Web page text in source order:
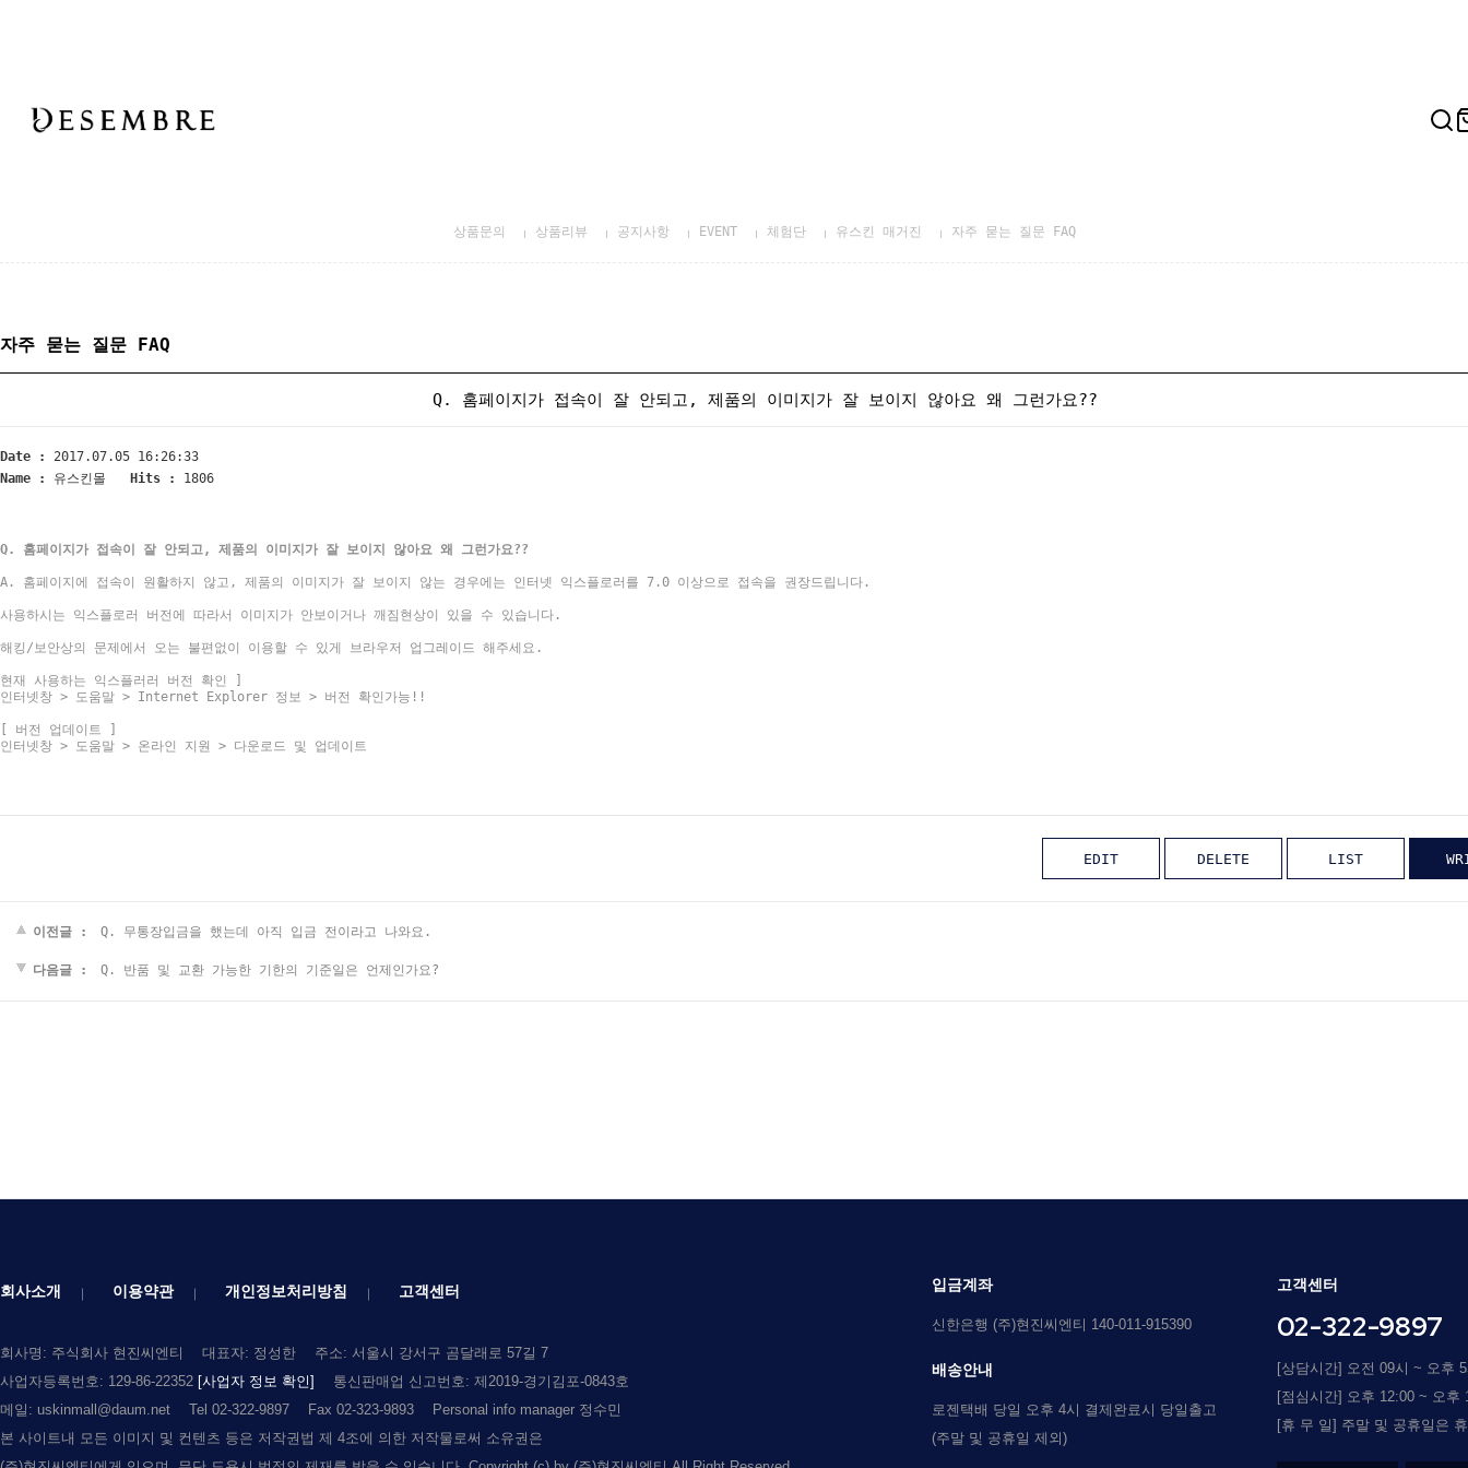
상품문의 상품리뷰 공지사항 EVENT 체험단 유스킨 매거진 자주 묻는 질문 FAQ
자주 묻는 질문 FAQ
Q. 홈페이지가 접속이 잘 안되고, 제품의 이미지가 잘 보이지 않아요 왜 그런가요??
Date :
2017.07.05 16:26:33
Name :
유스킨몰 Hits : 1806
Q. 홈페이지가 접속이 잘 안되고, 제품의 이미지가 잘 보이지 않아요 왜 그런가요??
A. 홈페이지에 접속이 원활하지 않고, 제품의 이미지가 잘 보이지 않는 경우에는 인터넷 익스플로러를 7.0 이상으로 접속을 권장드립니다.
사용하시는 익스플로러 버전에 따라서 이미지가 안보이거나 깨짐현상이 있을 수 있습니다.
해킹/보안상의 문제에서 오는 불편없이 이용할 수 있게 브라우저 업그레이드 해주세요.
현재 사용하는 익스플러러 버전 확인 ]
인터넷창 > 도움말 > Internet Explorer 정보 > 버전 확인가능!!
[ 버전 업데이트 ]
인터넷창 > 도움말 > 온라인 지원 > 다운로드 및 업데이트
EDIT DELETE LIST
이전글 : Q. 무통장입금을 했는데 아직 입금 전이라고 나와요.
다음글 : Q. 반품 및 교환 가능한 기한의 기준일은 언제인가요?
회사소개 이용약관 개인정보처리방침 고객센터
회사명: 주식회사 현진씨엔티 대표자: 정성한
주소: 서울시 강서구 곰달래로 57길 7
사업자등록번호: 129-86-22352 [사업자 정보 확인]
통신판매업 신고번호: 제2019-경기김포-0843호
메일: uskinmall@daum.net
Tel 02-322-9897 Fax 02-323-9893
Personal info manager 정수민
본 사이트내 모든 이미지 및 컨텐츠 등은 저작권법 제 4조에 의한 저작물로써 소유권은
입금계좌
신한은행 (주)현진씨엔티 140-011-915390
배송안내
로젠택배 당일 오후 4시 결제완료시 당일출고
(주말 및 공휴일 제외)
고객센터
02-322-9897
[상담시간] 오전 09시 ~ 오후
[점심시간] 오후 12:00 ~ 오후
[휴 무 일] 주말 및 공휴일은